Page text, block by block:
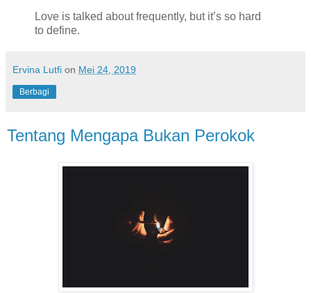
Love is talked about frequently, but it’s so hard
to define.
Ervina Lutfi on Mei 24, 2019
Berbagi
Tentang Mengapa Bukan Perokok